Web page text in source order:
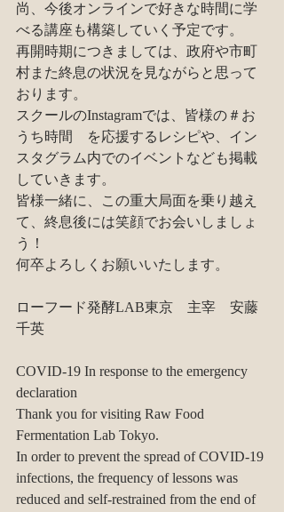
尚、今後オンラインで好きな時間に学
べる講座も構築していく予定です。​
再開時期につきましては、政府や市町
村また終息の状況を見ながらと思って
おります。
スクールのInstagramでは、皆様の＃お
うち時間　を応援するレシピや、イン
スタグラム内でのイベントなども掲載
していきます。
皆様一緒に、この重大局面を乗り越え
て、終息後には笑顔でお会いしましょ
う！
何卒よろしくお願いいたします。
​ローフード発酵LAB東京　主宰　安藤
千英
COVID-19 In response to the emergency
declaration
Thank you for visiting Raw Food
Fermentation Lab Tokyo.
In order to prevent the spread of COVID-19
infections, the frequency of lessons was
reduced and self-restrained from the end of